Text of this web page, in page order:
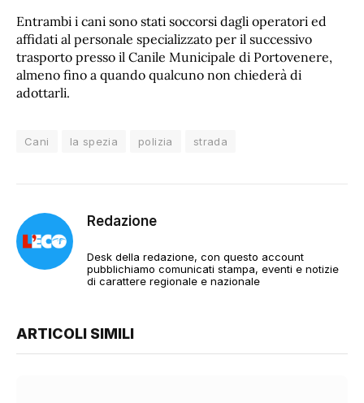
Entrambi i cani sono stati soccorsi dagli operatori ed
affidati al personale specializzato per il successivo
trasporto presso il Canile Municipale di Portovenere,
almeno fino a quando qualcuno non chiederà di
adottarli.
Cani la spezia polizia strada
Redazione
Desk della redazione, con questo account
pubblichiamo comunicati stampa, eventi e notizie
di carattere regionale e nazionale
ARTICOLI SIMILI